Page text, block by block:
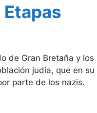
de Gran Bretaña y los
judía, que en su
parte de los nazis.